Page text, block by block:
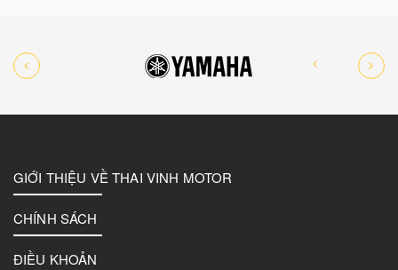
GIỚI THIỆU VỀ THAI VINH MOTOR
CHÍNH SÁCH
ĐIỀU KHOẢN